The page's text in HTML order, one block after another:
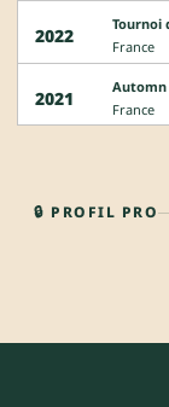
2022
Tournoi
France
2021
Automn
France
🔒 PROFIL PRO